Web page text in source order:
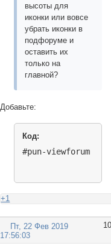
высоты для
иконки или вовсе
убрать иконки в
подфоруме и
оставить их
только на
главной?
Добавьте:
Код:
#pun-viewforum
+1
10
Пт, 22 Фев 2019
17:56:03